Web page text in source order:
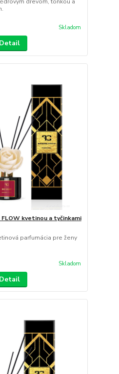
Skladom
Detail
FLOW kvetinou a tyčinkami
parfumácia pre ženy
Skladom
Detail